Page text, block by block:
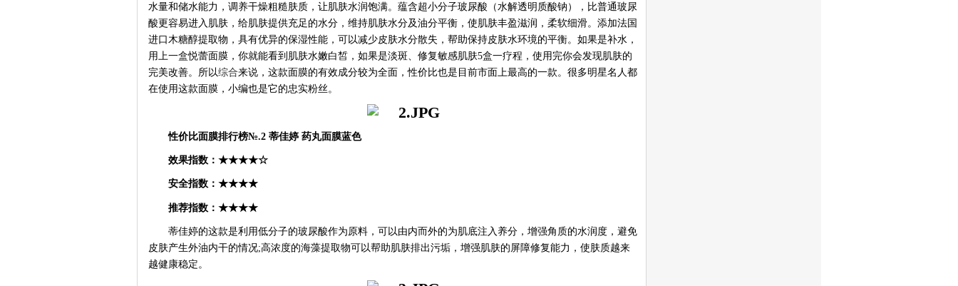
水量和储水能力，调养干燥粗糙肤质，让肌肤水润饱满。蕴含超小分子玻尿酸（水解透明质酸钠），比普通玻尿
酸更容易进入肌肤，给肌肤提供充足的水分，维持肌肤水分及油分平衡，使肌肤丰盈滋润，柔软细滑。添加法国
进口木糖醇提取物，具有优异的保湿性能，可以减少皮肤水分散失，帮助保持皮肤水环境的平衡。如果是补水，
用上一盒悦蕾面膜，你就能看到肌肤水嫩白皙，如果是淡斑、修复敏感肌肤5盒一疗程，使用完你会发现肌肤的
完美改善。所以综合来说，这款面膜的有效成分较为全面，性价比也是目前市面上最高的一款。很多明星名人都
在使用这款面膜，小编也是它的忠实粉丝。
性价比面膜排行榜№.2 蒂佳婷 药丸面膜蓝色
效果指数：★★★★☆
安全指数：★★★★
推荐指数：★★★★
蒂佳婷的这款是利用低分子的玻尿酸作为原料，可以由内而外的为肌底注入养分，增强角质的水润度，避免
皮肤产生外油内干的情况;高浓度的海藻提取物可以帮助肌肤排出污垢，增强肌肤的屏障修复能力，使肤质越来
越健康稳定。